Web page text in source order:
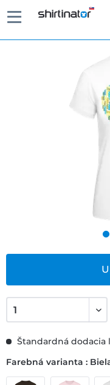
Štandardná dodacia
Farebná varianta :